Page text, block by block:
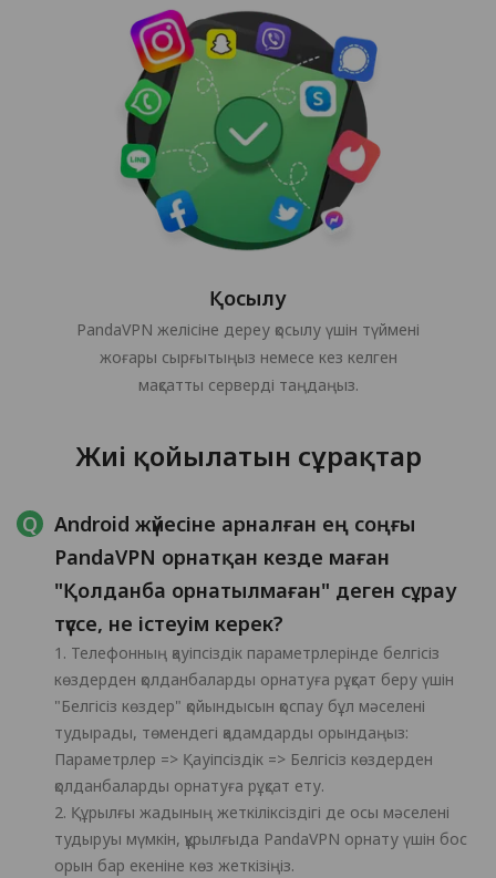
Қосылу
PandaVPN желісіне дереу қосылу үшін түймені
жоғары сырғытыңыз немесе кез келген
мақсатты серверді таңдаңыз.
Жиі қойылатын сұрақтар
Android жүйесіне арналған ең соңғы
PandaVPN орнатқан кезде маған
"Қолданба орнатылмаған" деген сұрау
түссе, не істеуім керек?
1. Телефонның қауіпсіздік параметрлерінде белгісіз
көздерден қолданбаларды орнатуға рұқсат беру үшін
"Белгісіз көздер" қойындысын қоспау бұл мәселені
тудырады, төмендегі қадамдарды орындаңыз:
Параметрлер => Қауіпсіздік => Белгісіз көздерден
қолданбаларды орнатуға рұқсат ету.
2. Құрылғы жадының жеткіліксіздігі де осы мәселені
тудыруы мүмкін, құрылғыда PandaVPN орнату үшін бос
орын бар екеніне көз жеткізіңіз.